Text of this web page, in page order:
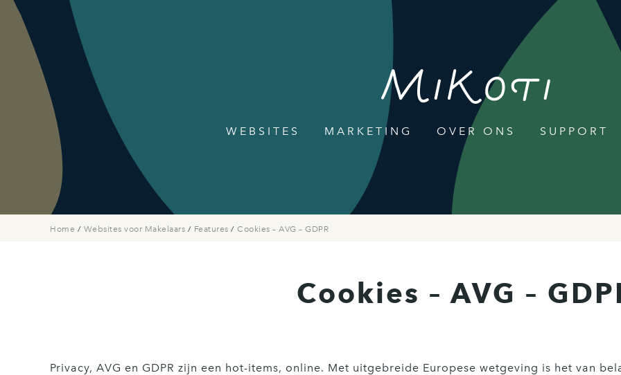
WEBSITES MARKETING OVER ONS SUPPORT
Home / Websites voor Makelaars / Features / Cookies – AVG – GDPR
Cookies – AVG –
Privacy, AVG en GDPR zijn een hot-items, online. Met uitgebreide Europese wetgeving is het van